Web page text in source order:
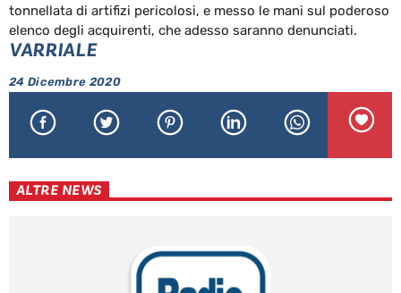
tonnellata di artifizi pericolosi, e messo le mani sul poderoso
elenco degli acquirenti, che adesso saranno denunciati.
VARRIALE
24 Dicembre 2020
ALTRE NEWS